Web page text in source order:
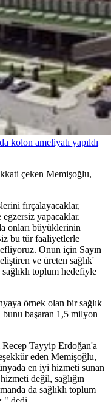
kolon ameliyatı yapıldı
çeken Memişoğlu,
fırçalayacaklar,
egzersiz yapacaklar.
onları büyüklerinin
bu tür faaliyetlerle
Onun için Sayın
ve üreten sağlık'
toplum hedefiyle
örnek olan bir sağlık
başaran 1,5 milyon
Tayyip Erdoğan'a
eden Memişoğlu,
en iyi hizmeti sunan
değil, sağlığın
da sağlıklı toplum